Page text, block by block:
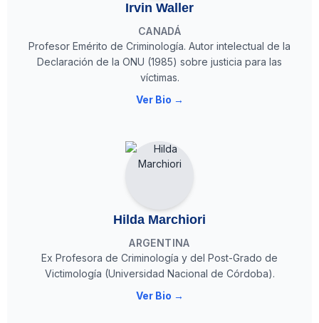
Irvin Waller
CANADÁ
Profesor Emérito de Criminología. Autor intelectual de la
Declaración de la ONU (1985) sobre justicia para las
víctimas.
Ver Bio →
Hilda Marchiori
ARGENTINA
Ex Profesora de Criminología y del Post-Grado de
Victimología (Universidad Nacional de Córdoba).
Ver Bio →